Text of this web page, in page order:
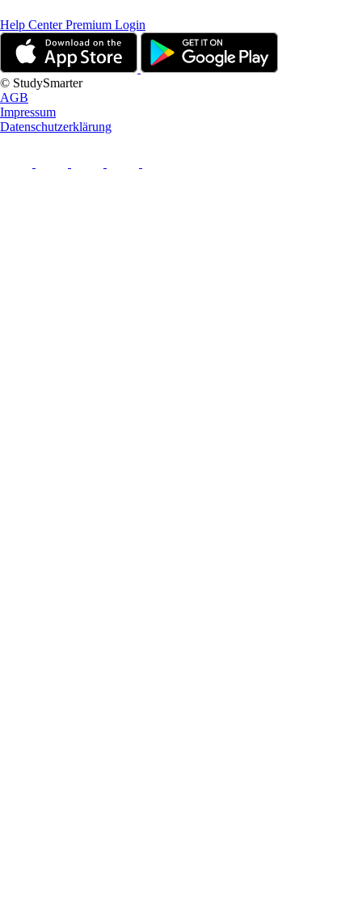
Help CenterPremium Login
© StudySmarter
AGB
Impressum
Datenschutzerklärung